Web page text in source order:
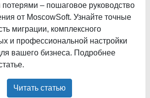
– пошаговое руководство
от MoscowSoft. Узнайте точные
миграции, комплексного
и профессиональной настройки
вашего бизнеса. Подробнее
Читать статью